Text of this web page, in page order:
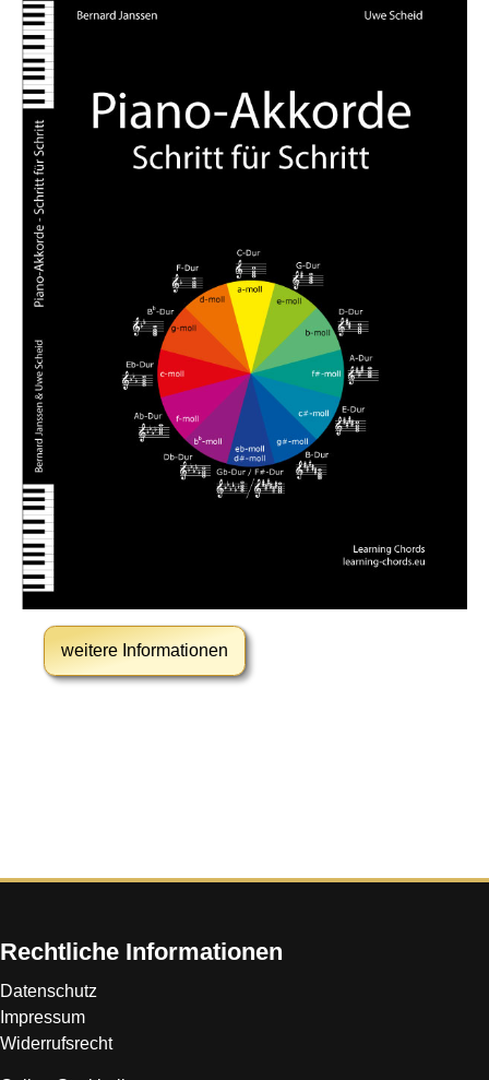
weitere Informationen
Rechtliche Informationen
Datenschutz
Impressum
Widerrufsrecht